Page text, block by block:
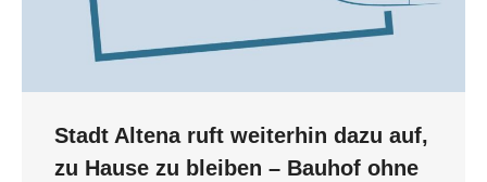
Stadt Altena ruft weiterhin dazu auf,
zu Hause zu bleiben – Bauhof ohne